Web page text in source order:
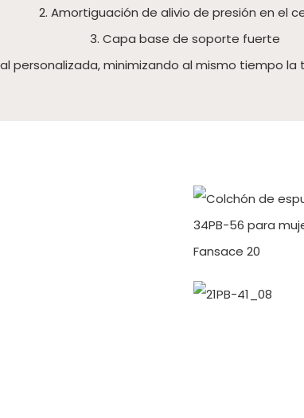
2. Amortiguación de alivio de presión en el
3. Capa base de soporte fuerte
personalizada, minimizando al mismo tiempo